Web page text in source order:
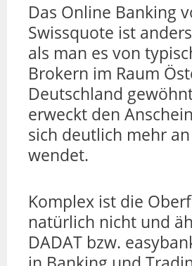
Das Online Banking
Swissquote ist
als man es von
Brokern im Raum
Deutschland
erweckt den
sich deutlich mehr
wendet.
Komplex ist die
natürlich nicht und
DADAT bzw.